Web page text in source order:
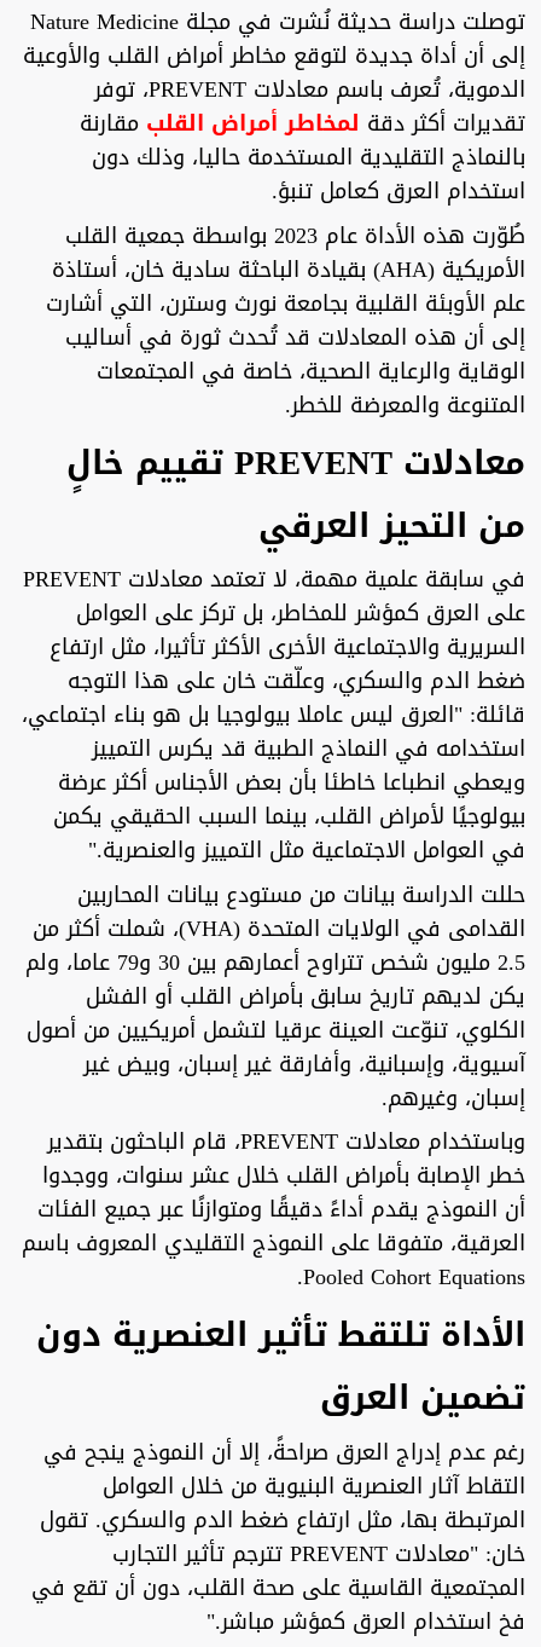
توصلت دراسة حديثة نُشرت في مجلة Nature Medicine
إلى أن أداة جديدة لتوقع مخاطر أمراض القلب والأوعية
الدموية، تُعرف باسم معادلات PREVENT، توفر
تقديرات أكثر دقة لمخاطر أمراض القلب مقارنة
بالنماذج التقليدية المستخدمة حاليا، وذلك دون
استخدام العرق كعامل تنبؤ.
طُوّرت هذه الأداة عام 2023 بواسطة جمعية القلب
الأمريكية (AHA) بقيادة الباحثة سادية خان، أستاذة
علم الأوبئة القلبية بجامعة نورث وسترن، التي أشارت
إلى أن هذه المعادلات قد تُحدث ثورة في أساليب
الوقاية والرعاية الصحية، خاصة في المجتمعات
المتنوعة والمعرضة للخطر.
معادلات PREVENT تقييم خالٍ
من التحيز العرقي
في سابقة علمية مهمة، لا تعتمد معادلات PREVENT
على العرق كمؤشر للمخاطر، بل تركز على العوامل
السريرية والاجتماعية الأخرى الأكثر تأثيرا، مثل ارتفاع
ضغط الدم والسكري، وعلّقت خان على هذا التوجه
قائلة: "العرق ليس عاملا بيولوجيا بل هو بناء اجتماعي،
استخدامه في النماذج الطبية قد يكرس التمييز
ويعطي انطباعا خاطئا بأن بعض الأجناس أكثر عرضة
بيولوجيًا لأمراض القلب، بينما السبب الحقيقي يكمن
في العوامل الاجتماعية مثل التمييز والعنصرية."
حللت الدراسة بيانات من مستودع بيانات المحاربين
القدامى في الولايات المتحدة (VHA)، شملت أكثر من
2.5 مليون شخص تتراوح أعمارهم بين 30 و79 عاما، ولم
يكن لديهم تاريخ سابق بأمراض القلب أو الفشل
الكلوي، تنوّعت العينة عرقيا لتشمل أمريكيين من أصول
آسيوية، وإسبانية، وأفارقة غير إسبان، وبيض غير
إسبان، وغيرهم.
وباستخدام معادلات PREVENT، قام الباحثون بتقدير
خطر الإصابة بأمراض القلب خلال عشر سنوات، ووجدوا
أن النموذج يقدم أداءً دقيقًا ومتوازنًا عبر جميع الفئات
العرقية، متفوقا على النموذج التقليدي المعروف باسم
Pooled Cohort Equations.
الأداة تلتقط تأثير العنصرية دون
تضمين العرق
رغم عدم إدراج العرق صراحةً، إلا أن النموذج ينجح في
التقاط آثار العنصرية البنيوية من خلال العوامل
المرتبطة بها، مثل ارتفاع ضغط الدم والسكري. تقول
خان: "معادلات PREVENT تترجم تأثير التجارب
المجتمعية القاسية على صحة القلب، دون أن تقع في
فخ استخدام العرق كمؤشر مباشر."